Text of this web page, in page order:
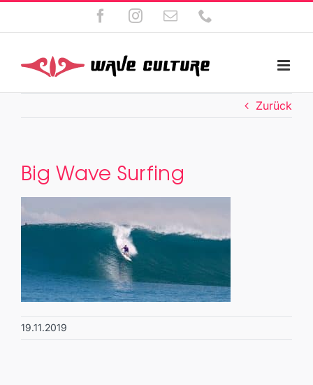
FacebookInstagram
E-
Mail
Zurück
Big Wave Surfing
19.11.2019